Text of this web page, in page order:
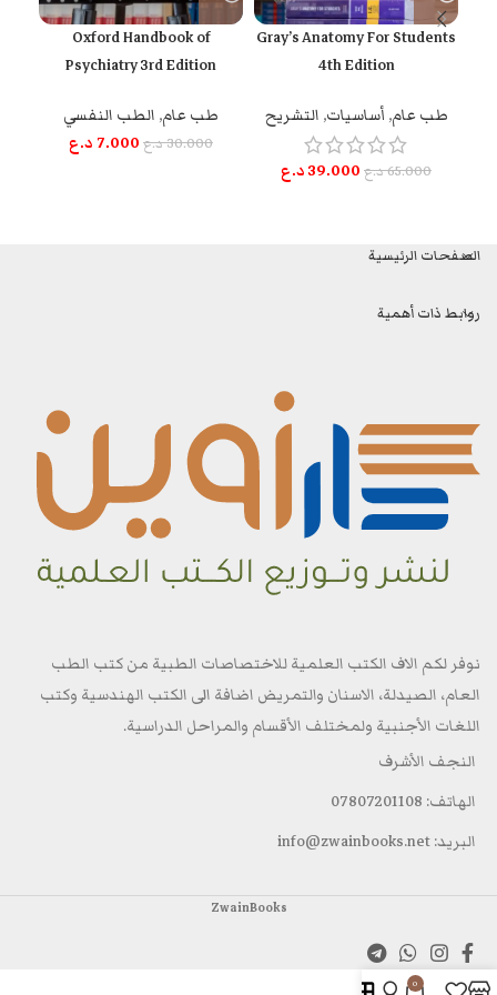
Gray’s Anatomy For Students
4th Edition
طب عام, أساسيات, التشريح
65.000د.ع 39.000د.ع
Oxford Handbook of
Psychiatry 3rd Edition
طب عام, الطب النفسي
30.000د.ع 7.000 د.ع
الصفحات الرئيسية
روابط ذات أهمية
نوفر لكم الاف الكتب العلمية للاختصاصات الطبية من كتب الطب
العام، الصيدلة، الاسنان والتمريض اضافة الى الكتب الهندسية وكتب
اللغات الأجنبية ولمختلف الأقسام والمراحل الدراسية.
النجف الأشرف
الهاتف: 07807201108
البريد: info@zwainbooks.net
ZwainBooks
0